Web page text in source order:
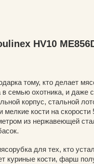
HV10
тому, кто делает
семью охотника, и даже
корпус, стальной
кости на скорости
из нержавеющей
для тех, кто
куриные кости, фарш